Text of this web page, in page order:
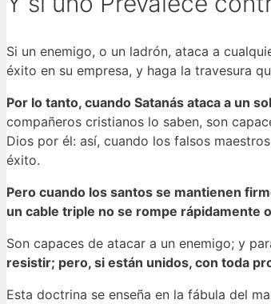
Si un enemigo, o un ladrón, ataca a
éxito en su empresa, y haga la travesura
Por lo tanto, cuando Satanás ataca a un
compañeros cristianos lo saben, son
Dios por él: así, cuando los falsos
éxito.
Pero cuando los santos se mantienen
un cable triple no se rompe rápidamente
Son capaces de atacar a un enemigo; y
resistir; pero, si están unidos, con toda
Esta doctrina se enseña en la fábula del